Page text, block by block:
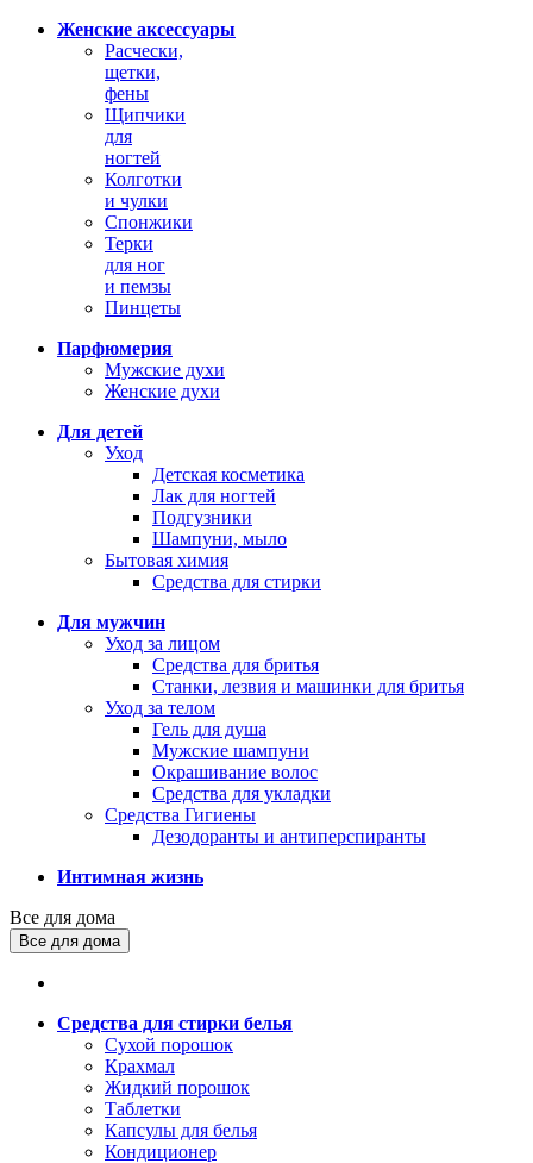
Женские аксессуары
Расчески,
щетки,
фены
Щипчики
для
ногтей
Колготки
и чулки
Спонжики
Терки
для ног
и пемзы
Пинцеты
Парфюмерия
Мужские духи
Женские духи
Для детей
Уход
Детская косметика
Лак для ногтей
Подгузники
Шампуни, мыло
Бытовая химия
Средства для стирки
Для мужчин
Уход за лицом
Средства для бритья
Станки, лезвия и машинки для бритья
Уход за телом
Гель для душа
Мужские шампуни
Окрашивание волос
Средства для укладки
Средства Гигиены
Дезодоранты и антиперспиранты
Интимная жизнь
Все для дома
Все для дома
Средства для стирки белья
Сухой порошок
Крахмал
Жидкий порошок
Таблетки
Капсулы для белья
Кондиционер